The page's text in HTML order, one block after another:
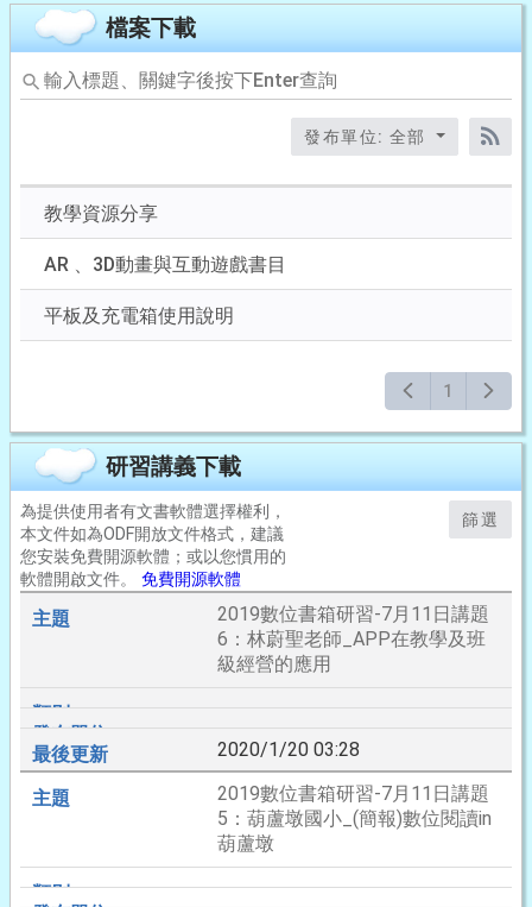
檔案下載
輸
入
後
下
Enter
查
發布單位: 全部
RSS
教學資源分享
AR 、3D動畫與互動遊戲書目
平板及充電箱使用說明
1
研習講義下載
為提供使用者有文書軟體選擇權利，
本文件如為ODF開放文件格式，建議
您安裝免費開源軟體；或以您慣用的
軟體開啟文件。 免費開源軟體
篩選
2019數位書箱研習-7月11日講題
6：林蔚聖老師_APP在教學及班
級經營的應用
2020/1/20 03:28
2019數位書箱研習-7月11日講題
5：葫蘆墩國小_(簡報)數位閱讀in
葫蘆墩